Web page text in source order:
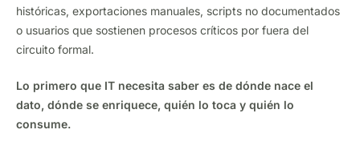
históricas, exportaciones manuales, scripts no documentados
o usuarios que sostienen procesos críticos por fuera del
circuito formal.
Lo primero que IT necesita saber es de dónde nace el
dato, dónde se enriquece, quién lo toca y quién lo
consume.